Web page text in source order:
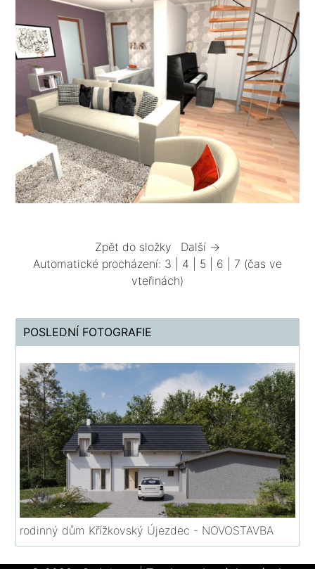
Zpět do složky
Další →
Automatické procházení: 3 4 5 6 7 (čas ve
vteřinách)
POSLEDNÍ FOTOGRAFIE
rodinný dům Křížkovský Újezdec - NOVOSTAVBA